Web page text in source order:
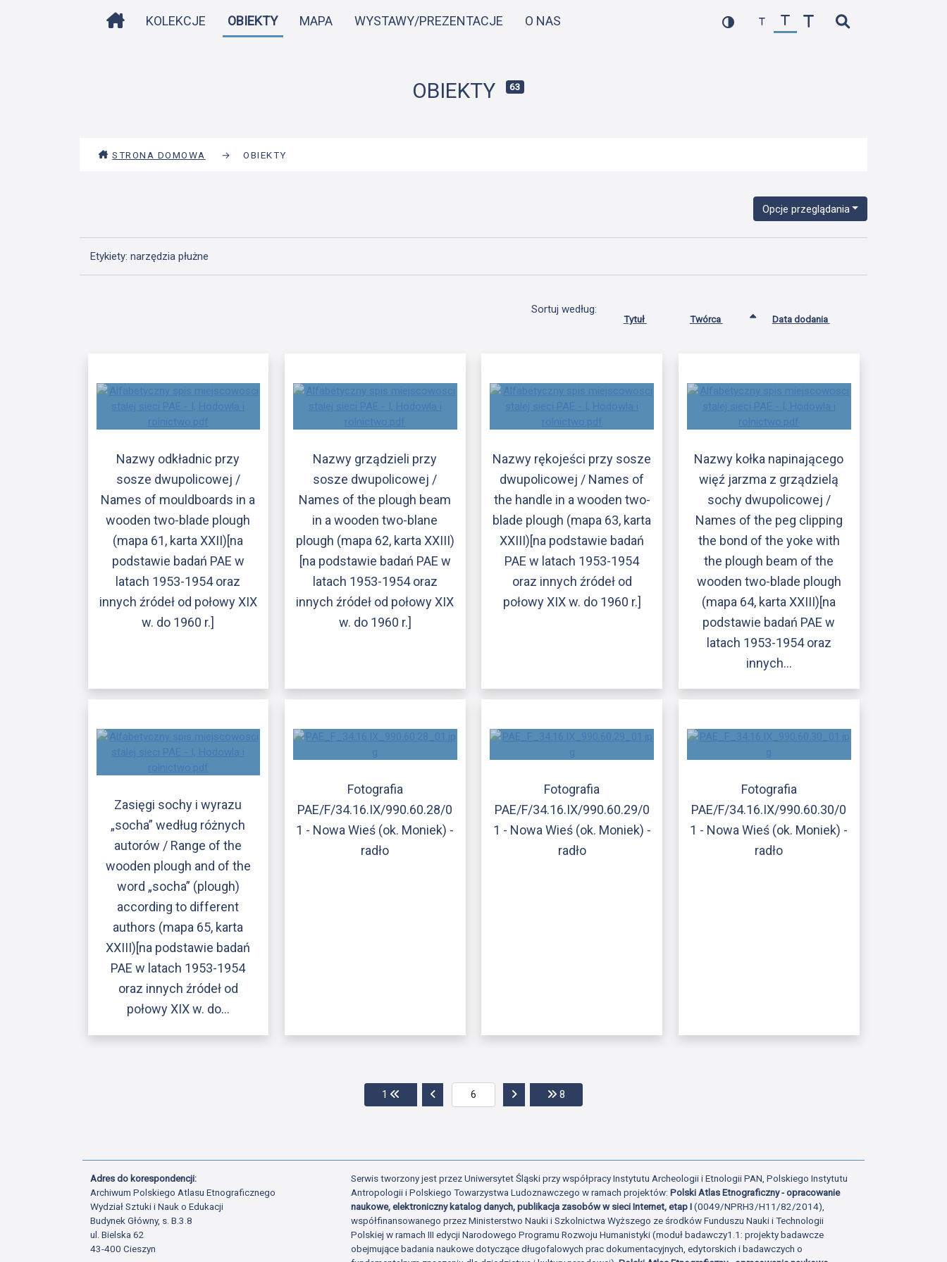
do
STRONA DOMOWA
KOLEKCJE OBIEKTY MAPA WYSTAWY/PREZENTACJE O NAS
OBIEKTY 63
STRONA DOMOWA → OBIEKTY
Opcje przeglądania
Etykiety: narzędzia płużne
Sortuj według:
Tytuł Twórca Data dodania
Nazwy odkładnic przy
sosze dwupolicowej /
Names of mouldboards in a
wooden two-blade plough
(mapa 61, karta XXII)[na
podstawie badań PAE w
latach 1953-1954 oraz
innych źródeł od połowy XIX
w. do 1960 r.]
Nazwy grządzieli przy
sosze dwupolicowej /
Names of the plough beam
in a wooden two-blane
plough (mapa 62, karta XXIII)
[na podstawie badań PAE w
latach 1953-1954 oraz
innych źródeł od połowy XIX
w. do 1960 r.]
Nazwy rękojeści przy sosze
dwupolicowej / Names of
the handle in a wooden two-
blade plough (mapa 63, karta
XXIII)[na podstawie badań
PAE w latach 1953-1954
oraz innych źródeł od
połowy XIX w. do 1960 r.]
Nazwy kołka napinającego
więź jarzma z grządzielą
sochy dwupolicowej /
Names of the peg clipping
the bond of the yoke with
the plough beam of the
wooden two-blade plough
(mapa 64, karta XXIII)[na
podstawie badań PAE w
latach 1953-1954 oraz
innych…
Zasięgi sochy i wyrazu
„socha” według różnych
autorów / Range of the
wooden plough and of the
word „socha” (plough)
according to different
authors (mapa 65, karta
XXIII)[na podstawie badań
PAE w latach 1953-1954
oraz innych źródeł od
połowy XIX w. do…
Fotografia
PAE/F/34.16.IX/990.60.28/0
1 - Nowa Wieś (ok. Moniek) -
radło
Fotografia
PAE/F/34.16.IX/990.60.29/0
1 - Nowa Wieś (ok. Moniek) -
radło
Fotografia
PAE/F/34.16.IX/990.60.30/0
1 - Nowa Wieś (ok. Moniek) -
radło
1 Przejdź do pierwszej strony
Przejdź do poprzedniej stronyPrzejdź do następnej strony
8
Adres do korespondencji:
Archiwum Polskiego Atlasu Etnograficznego
Wydział Sztuki i Nauk o Edukacji
Budynek Główny, s. B.3.8
ul. Bielska 62
43-400 Cieszyn
Serwis tworzony jest przez Uniwersytet Śląski przy współpracy Instytutu Archeologii i Etnologii PAN, Polskiego Instytutu
Antropologii i Polskiego Towarzystwa Ludoznawczego w ramach projektów:Polski Atlas Etnograficzny - opracowanie
naukowe, elektroniczny katalog danych, publikacja zasobów w sieci Internet, etap I(0049/NPRH3/H11/82/2014),
współfinansowanego przez Ministerstwo Nauki i Szkolnictwa Wyższego ze środków Funduszu Nauki i Technologii
Polskiej w ramach III edycji Narodowego Programu Rozwoju Humanistyki (moduł badawczy1.1: projekty badawcze
obejmujące badania naukowe dotyczące długofalowych prac dokumentacyjnych, edytorskich i badawczych o